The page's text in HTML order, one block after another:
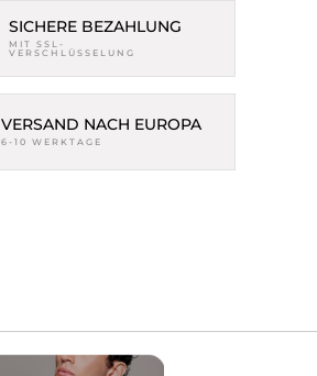
SICHERE BEZAHLUNG
MIT SSL-
VERSCHLÜSSELUNG
VERSAND NACH EUROPA
6-10 WERKTAGE